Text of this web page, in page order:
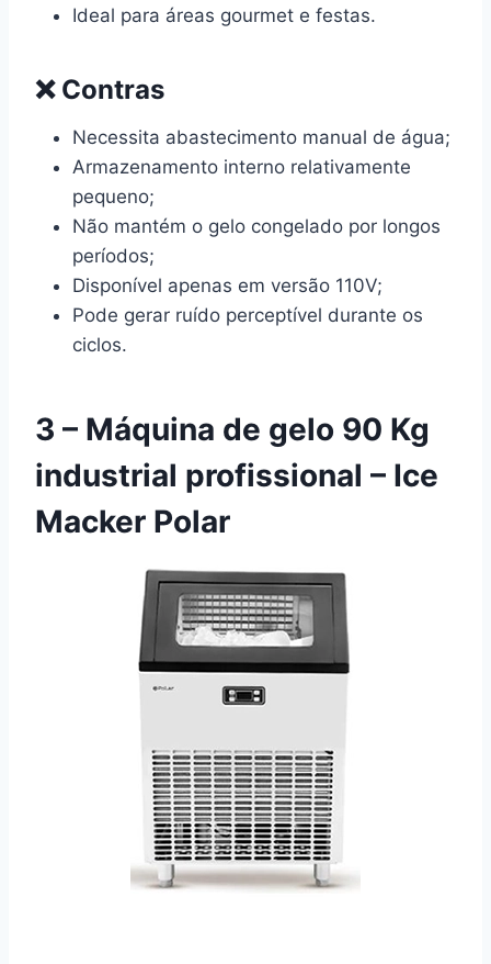
Ideal para áreas gourmet e festas.
❌ Contras
Necessita abastecimento manual de água;
Armazenamento interno relativamente
pequeno;
Não mantém o gelo congelado por longos
períodos;
Disponível apenas em versão 110V;
Pode gerar ruído perceptível durante os
ciclos.
3 – Máquina de gelo 90 Kg
industrial profissional – Ice
Macker Polar